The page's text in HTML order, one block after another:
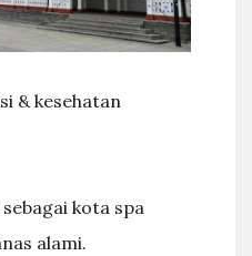
& kesehatan
kota spa
alami.